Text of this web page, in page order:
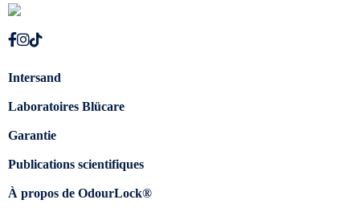
Intersand
Laboratoires Blücare
Garantie
Publications scientifiques
À propos de OdourLock®